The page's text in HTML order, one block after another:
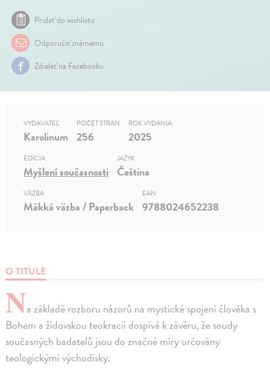
Pridať do wishlistu
Odporučiť známemu
Zdielať na Facebooku
O TITULE
Na základě rozboru názorů na mystické spojení člověka s
Bohem a židovskou teokracii dospívá k závěru, že soudy
současných badatelů jsou do značné míry určovány
teologickými východisky.
VYDAVATEĽ
Karolinum
POČET STRÁN
256
ROK VYDANIA
2025
EDÍCIA
Myšlení současnosti
JAZYK
Čeština
VÄZBA
Mäkká väzba / Paperback
EAN
9788024652238